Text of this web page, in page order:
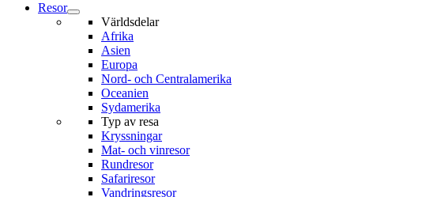
Resor
Världsdelar
Afrika
Asien
Europa
Nord- och Centralamerika
Oceanien
Sydamerika
Typ av resa
Kryssningar
Mat- och vinresor
Rundresor
Safariresor
Vandringsresor